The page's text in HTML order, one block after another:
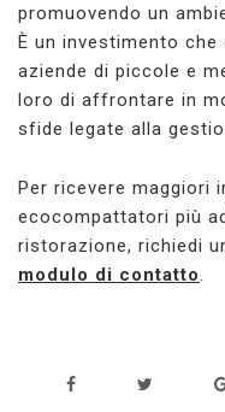
promuovendo un
È un investimento
aziende di piccole e
loro di affrontare in
sfide legate alla
Per ricevere maggiori
ecocompattatori più
ristorazione, richiedi
modulo di contatto.